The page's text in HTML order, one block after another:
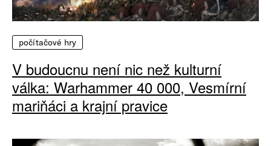
počítačové hry
V budoucnu není nic než kulturní
válka: Warhammer 40 000, Vesmírní
mariňáci a krajní pravice